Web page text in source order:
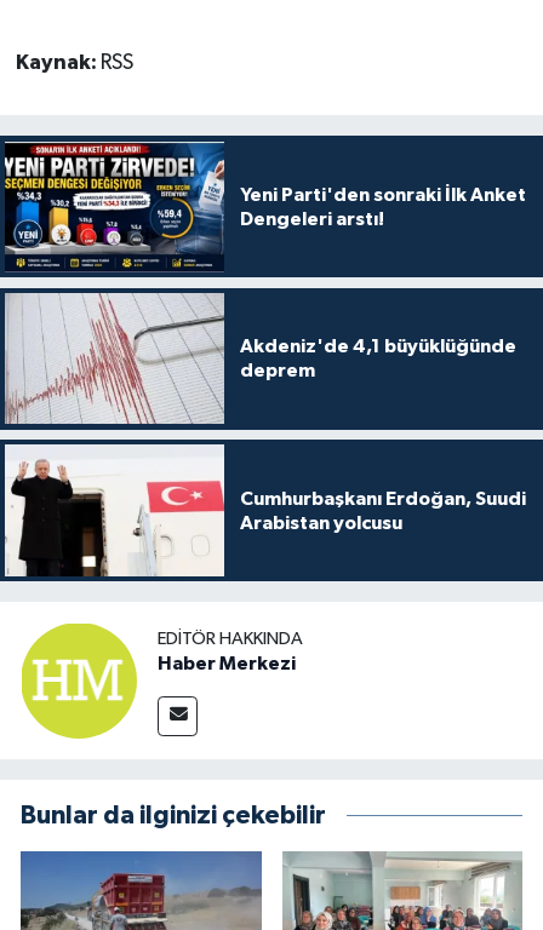
Kaynak: RSS
Yeni Parti'den sonraki İlk Anket
Dengeleri arstı!
Akdeniz'de 4,1 büyüklüğünde
deprem
Cumhurbaşkanı Erdoğan, Suudi
Arabistan yolcusu
EDITÖR HAKKINDA
Haber Merkezi
Bunlar da ilginizi çekebilir